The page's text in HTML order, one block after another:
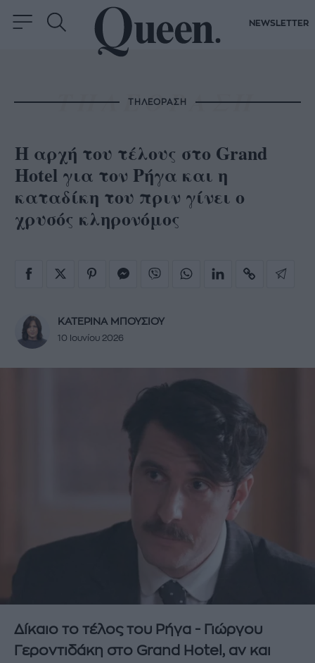
NEWSLETTER
ΤΗΛΕΟΡΑΣΗ
Η αρχή του τέλους στο Grand
Hotel για τον Ρήγα και η
καταδίκη του πριν γίνει ο
χρυσός κληρονόμος
ΚΑΤΕΡΙΝΑ ΜΠΟΥΣΙΟΥ
10 Ιουνίου 2026
Δίκαιο το τέλος του Ρήγα - Γιώργου
Γεροντιδάκη στο Grand Hotel, αν και